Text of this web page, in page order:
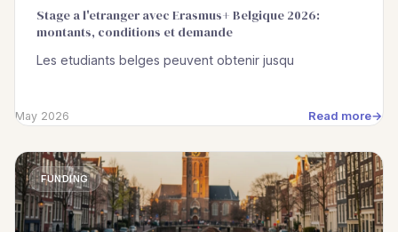
Stage a l'etranger avec Erasmus+ Belgique 2026:
montants, conditions et demande
Les etudiants belges peuvent obtenir jusqu
May 2026 Read more
FUNDING